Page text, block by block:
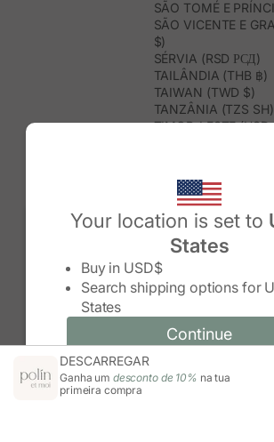
Your location is set to
States
Buy in USD$
Search shipping options for
States
Continue
Change country/region and
Change country/
Continue
SÃO TOMÉ E
SÃO VICENTE E
$)
SÉRVIA (RSD РСД)
TAILÂNDIA (THB ฿)
TAIWAN (TWD $)
TANZÂNIA (TZS SH)
TIMOR-LESTE (USD
TRINDADE E
TUNÍSIA (USD $)
TURQUEMENISTÃO
TURQUIA (TRY ₺)
TUVALU (AUD $)
UGANDA (UGX USH)
URUGUAI (UYU $U)
USBEQUISTÃO (UZS
VENEZUELA (USD $)
VIETNAME (VND ₫)
WALLIS E FUTUNA
ZIMBABUÉ (USD $)
DESCARREGAR
Ganha um desconto de 10% na tua
primeira compra